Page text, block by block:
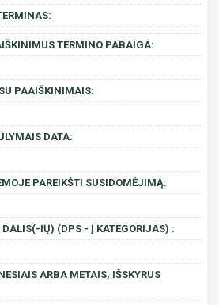
TERMINO PABAIGA:
PAAIŠKINIMAIS:
DATA:
PAREIKŠTI SUSIDOMĖJIMĄ:
IŲ) (DPS - Į KATEGORIJAS) :
ARBA METAIS, IŠSKYRUS